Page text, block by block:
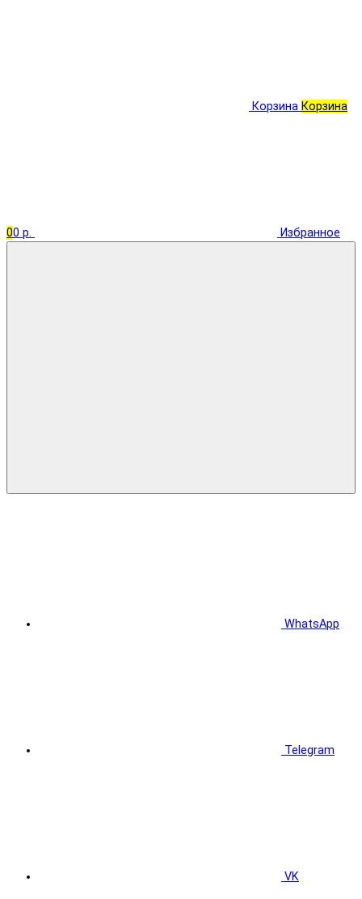
Корзина Корзина
00 р. Избранное
WhatsApp
Telegram
VK